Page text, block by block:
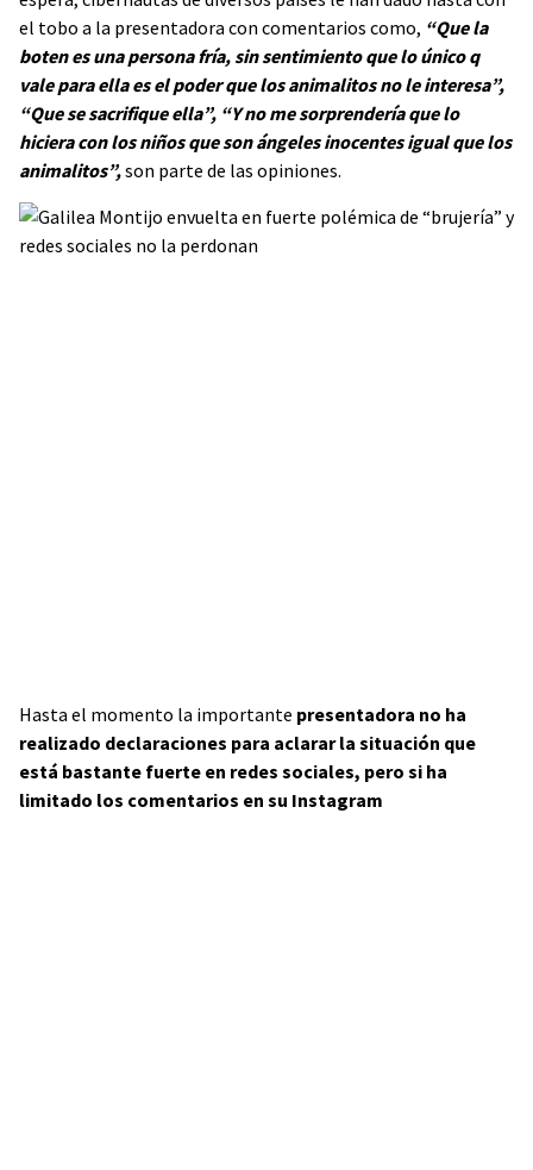
el tobo a la presentadora con comentarios como, “Que la
boten es una persona fría, sin sentimiento que lo único q
vale para ella es el poder que los animalitos no le interesa”,
“Que se sacrifique ella”, “Y no me sorprendería que lo
hiciera con los niños que son ángeles inocentes igual que los
animalitos”,son parte de las opiniones.
Hasta el momento la importante presentadora no ha
realizado declaraciones para aclarar la situación que
está bastante fuerte en redes sociales, pero si ha
limitado los comentarios en su Instagram